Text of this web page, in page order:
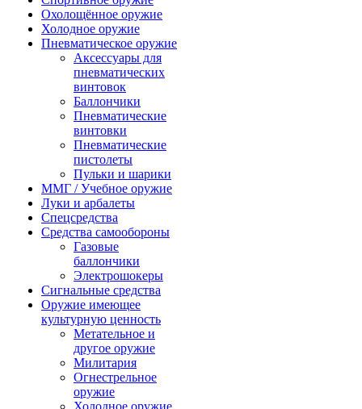
Охолощённое оружие
Холодное оружие
Пневматическое оружие
Аксессуары для
пневматических
винтовок
Баллончики
Пневматические
винтовки
Пневматические
пистолеты
Пульки и шарики
ММГ / Учебное оружие
Луки и арбалеты
Спецсредства
Средства самообороны
Газовые
баллончики
Электрошокеры
Сигнальные средства
Оружие имеющее
культурную ценность
Метательное и
другое оружие
Милитария
Огнестрельное
оружие
Холодное оружие